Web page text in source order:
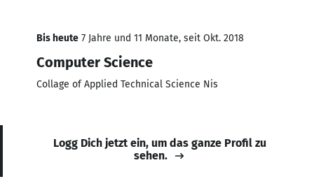
Bis heute 7 Jahre und 11 Monate, seit Okt. 2018
Computer Science
Collage of Applied Technical Science Nis
Logg Dich jetzt ein, um das ganze Profil zu
sehen.